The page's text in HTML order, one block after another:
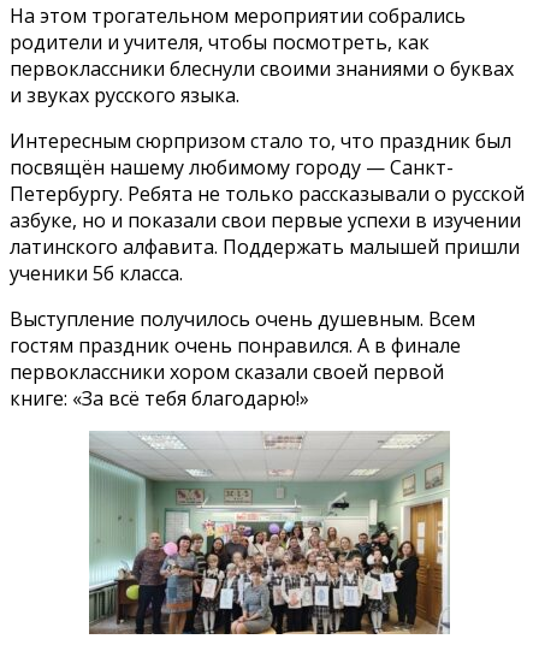
На этом трогательном мероприятии собрались
родители и учителя, чтобы посмотреть, как
первоклассники блеснули своими знаниями о буквах
и звуках русского языка.
Интересным сюрпризом стало то, что праздник был
посвящён нашему любимому городу — Санкт-
Петербургу. Ребята не только рассказывали о русской
азбуке, но и показали свои первые успехи в изучении
латинского алфавита. Поддержать малышей пришли
ученики 5б класса.
Выступление получилось очень душевным. Всем
гостям праздник очень понравился. А в финале
первоклассники хором сказали своей первой
книге: «За всё тебя благодарю!»